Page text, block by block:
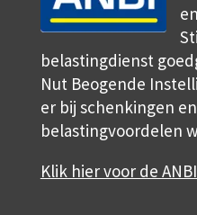
belastingdienst
Nut Beogende
er bij schenkingen
belastingvoordelen
Klik hier voor de